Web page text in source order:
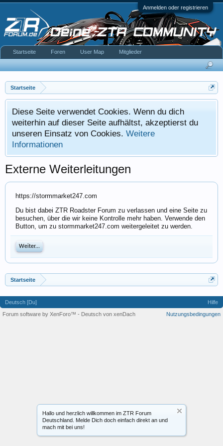
Anmelden oder registrieren
Startseite
Diese Seite verwendet Cookies. Wenn du dich
weiterhin auf dieser Seite aufhältst, akzeptierst du
unseren Einsatz von Cookies. Weitere
Informationen
Hallo und herzlich willkommen im ZTR Forum
Deutschland. Melde Dich doch einfach direkt an und
mach mit bei uns!
Externe Weiterleitungen
https://stormmarket247.com
Du bist dabei ZTR Roadster Forum zu verlassen und eine Seite zu
besuchen, über die wir keine Kontrolle mehr haben. Verwende den
Button, um zu stormmarket247.com weitergeleitet zu werden.
Weiter...
Startseite
Startseite Foren User Map Mitglieder
Deutsch [Du]
Hilfe
Nutzungsbedingungen
Forum software by XenForo™ - Deutsch von xenDach